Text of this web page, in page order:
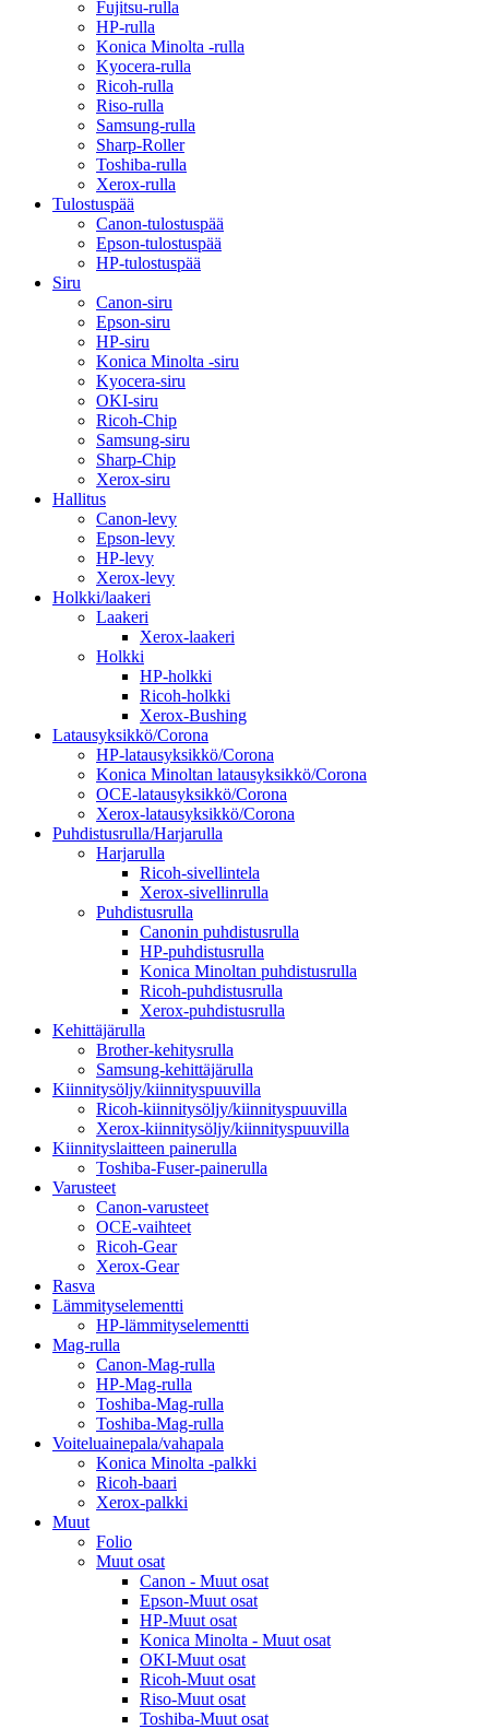
Fujitsu-rulla
HP-rulla
Konica Minolta -rulla
Kyocera-rulla
Ricoh-rulla
Riso-rulla
Samsung-rulla
Sharp-Roller
Toshiba-rulla
Xerox-rulla
Tulostuspää
Canon-tulostuspää
Epson-tulostuspää
HP-tulostuspää
Siru
Canon-siru
Epson-siru
HP-siru
Konica Minolta -siru
Kyocera-siru
OKI-siru
Ricoh-Chip
Samsung-siru
Sharp-Chip
Xerox-siru
Hallitus
Canon-levy
Epson-levy
HP-levy
Xerox-levy
Holkki/laakeri
Laakeri
Xerox-laakeri
Holkki
HP-holkki
Ricoh-holkki
Xerox-Bushing
Latausyksikkö/Corona
HP-latausyksikkö/Corona
Konica Minoltan latausyksikkö/Corona
OCE-latausyksikkö/Corona
Xerox-latausyksikkö/Corona
Puhdistusrulla/Harjarulla
Harjarulla
Ricoh-sivellintela
Xerox-sivellinrulla
Puhdistusrulla
Canonin puhdistusrulla
HP-puhdistusrulla
Konica Minoltan puhdistusrulla
Ricoh-puhdistusrulla
Xerox-puhdistusrulla
Kehittäjärulla
Brother-kehitysrulla
Samsung-kehittäjärulla
Kiinnitysöljy/kiinnityspuuvilla
Ricoh-kiinnitysöljy/kiinnityspuuvilla
Xerox-kiinnitysöljy/kiinnityspuuvilla
Kiinnityslaitteen painerulla
Toshiba-Fuser-painerulla
Varusteet
Canon-varusteet
OCE-vaihteet
Ricoh-Gear
Xerox-Gear
Rasva
Lämmityselementti
HP-lämmityselementti
Mag-rulla
Canon-Mag-rulla
HP-Mag-rulla
Toshiba-Mag-rulla
Toshiba-Mag-rulla
Voiteluainepala/vahapala
Konica Minolta -palkki
Ricoh-baari
Xerox-palkki
Muut
Folio
Muut osat
Canon - Muut osat
Epson-Muut osat
HP-Muut osat
Konica Minolta - Muut osat
OKI-Muut osat
Ricoh-Muut osat
Riso-Muut osat
Toshiba-Muut osat